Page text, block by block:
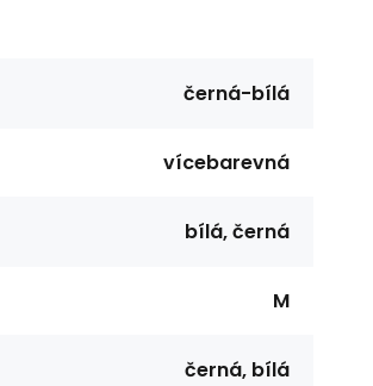
černá-bílá
vícebarevná
bílá, černá
M
černá, bílá